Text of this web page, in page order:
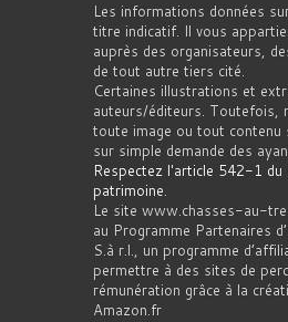
Les informations données
titre indicatif. Il vous
auprès des organisateurs,
de tout autre tiers cité.
Certaines illustrations et
auteurs/éditeurs. Toutefois,
toute image ou tout contenu
sur simple demande des
Respectez l'article 542-1 du
patrimoine.
Le site www.chasses-au-
au Programme Partenaires
S.à r.l., un programme
permettre à des sites de
rémunération grâce à la
Amazon.fr